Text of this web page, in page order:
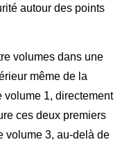
autour des points
volumes dans une
même de la
volume 1, directement
ces deux premiers
volume 3, au-delà de